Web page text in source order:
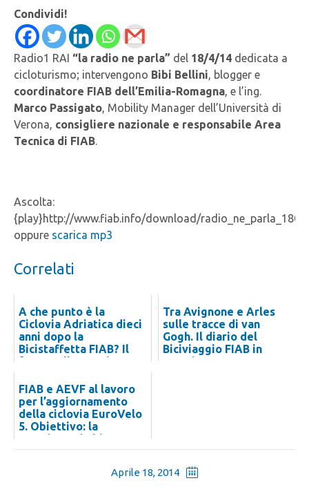
Condividi!
Radio1 RAI “la radio ne parla” del 18/4/14 dedicata a
cicloturismo; intervengono Bibi Bellini, blogger e
coordinatore FIAB dell’Emilia-Romagna, e l’ing.
Marco Passigato, Mobility Manager dell’Università di
Verona, consigliere nazionale e responsabile Area
Tecnica di FIAB.
Ascolta:
{play}http://www.fiab.info/download/
oppure scarica mp3
Correlati
A che punto è la
Ciclovia Adriatica dieci
anni dopo la
Bicistaffetta FIAB? Il
focus sulle Marche
Tra Avignone e Arles
sulle tracce di van
Gogh. Il diario del
Biciviaggio FIAB in
Francia
FIAB e AEVF al lavoro
per l’aggiornamento
della ciclovia EuroVelo
5. Obiettivo: la
Francigena in bic...
Aprile 18, 2014